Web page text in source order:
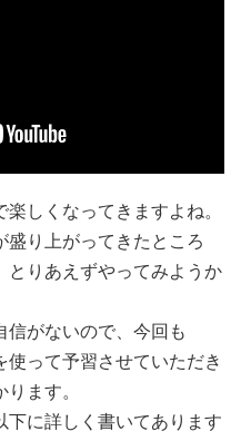
しくなってきますよね。
盛り上がってきたところ
とりあえずやってみようか
信がないので、今回も
って予習させていただき
ます。
下に詳しく書いてあります